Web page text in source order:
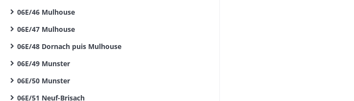
06E/46 Mulhouse
06E/47 Mulhouse
06E/48 Dornach puis Mulhouse
06E/49 Munster
06E/50 Munster
06E/51 Neuf-Brisach